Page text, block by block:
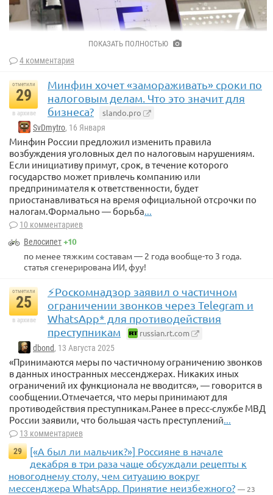
В Минске представили новый графический знак
белорусского рубля, сообщило агентство БелТА.
Победителем конкурса на лучший новый графический знак
стал Василий Щебетун. Его работа набрала максимальное
суммарное количество баллов. Автору вручили
сертификат на сумму более $1 тыс.
ПОКАЗАТЬ ПОЛНОСТЬЮ
4 комментария
отметили
29
в архиве
Минфин хочет «замораживать» сроки по
налоговым делам. Что это значит для
бизнеса?
slando.pro
SvDmytro, 16 Января
Минфин России предложил изменить правила
возбуждения уголовных дел по налоговым нарушениям.
Если инициативу примут, срок, в течение которого
государство может привлечь компанию или
предпринимателя к ответственности, будет
приостанавливаться на время официальной отсрочки по
налогам.Формально — борьба...
10 комментариев
Велосипет+10
по менее тяжким составам — 2 года вообще-то 3 года.
статья сгенерирована ИИ, фуу!
отметили
25
в архиве
⚡️Роскомнадзор заявил о частичном
ограничении звонков через Telegram и
WhatsApp* для противодействия
преступникам
russian.rt.com
dbond, 13 Августа 2025
«Принимаются меры по частичному ограничению звонков
в данных иностранных мессенджерах. Никаких иных
ограничений их функционала не вводится», — говорится в
сообщении.Отмечается, что меры принимают для
противодействия преступникам.Ранее в пресс-службе МВД
России заявили, что большая часть преступлений...
13 комментариев
29
[«А был ли мальчик?»] Россияне в начале
декабря в три раза чаще обсуждали рецепты к
новогоднему столу, чем ситуацию вокруг
мессенджера WhatsApp. Принятие неизбежного? — 23